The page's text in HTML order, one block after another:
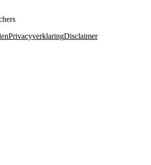
PrivacyverklaringDisclaimer